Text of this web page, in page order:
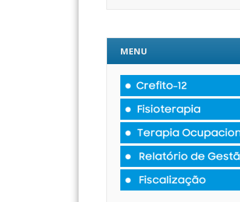
MENU